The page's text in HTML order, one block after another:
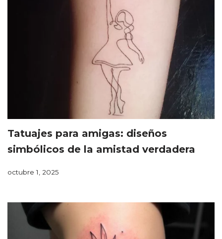
Tatuajes para amigas: diseños
simbólicos de la amistad verdadera
octubre 1, 2025